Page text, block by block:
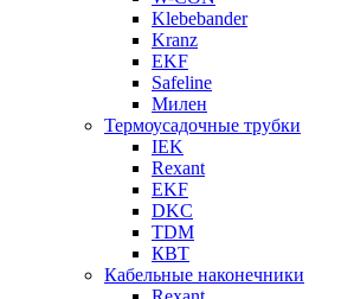
Klebebander
Kranz
EKF
Safeline
Милен
Термоусадочные трубки
IEK
Rexant
EKF
DKC
TDM
КВТ
Кабельные наконечники